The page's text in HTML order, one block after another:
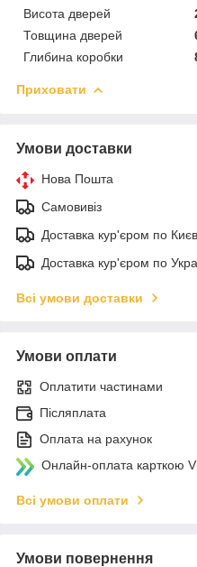
Висота дверей
Товщина дверей
Глибина коробки
Приховати
Умови доставки
Нова Пошта
Самовивіз
Доставка кур'єром по
Доставка кур'єром по
Всі умови доставки
Умови оплати
Оплатити частинами
Післяплата
Оплата на рахунок
Онлайн-оплата карткою
Всі умови оплати
Умови повернення